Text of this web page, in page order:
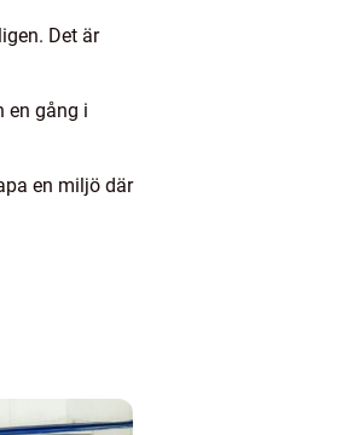
Det är
en gång i
en miljö där